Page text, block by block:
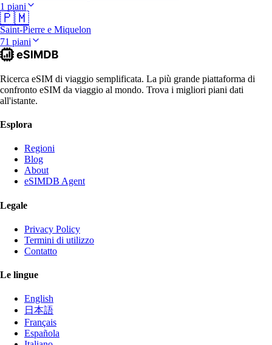
1 piani
🇵🇲
Saint-Pierre e Miquelon
71 piani
Ricerca eSIM di viaggio semplificata. La più grande piattaforma di
confronto eSIM da viaggio al mondo. Trova i migliori piani dati
all'istante.
Esplora
Regioni
Blog
About
eSIMDB Agent
Legale
Privacy Policy
Termini di utilizzo
Contatto
Le lingue
English
日本語
Français
Española